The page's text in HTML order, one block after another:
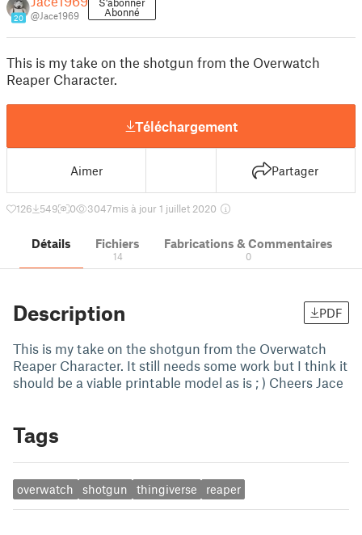
20 @Jace1969 Abonné
This is my take on the shotgun from the Overwatch
Reaper Character.
Téléchargement
Aimer Partager
126 549 0 3047mis à jour 1 juillet 2020
Détails Fichiers
14
Fabrications & Commentaires
0
Description PDF
This is my take on the shotgun from the Overwatch
Reaper Character. It still needs some work but I think it
should be a viable printable model as is ; ) Cheers Jace
Tags
overwatch shotgun thingiverse reaper